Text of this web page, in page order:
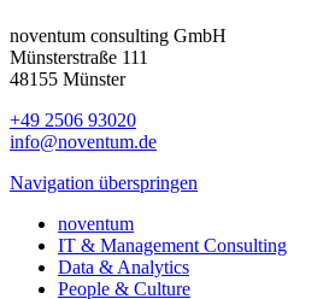
noventum consulting GmbH
Münsterstraße 111
48155 Münster
+49 2506 93020
info@noventum.de
Navigation überspringen
noventum
IT & Management Consulting
Data & Analytics
People & Culture